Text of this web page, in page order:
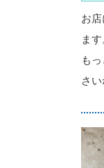
お
ま
も
さ